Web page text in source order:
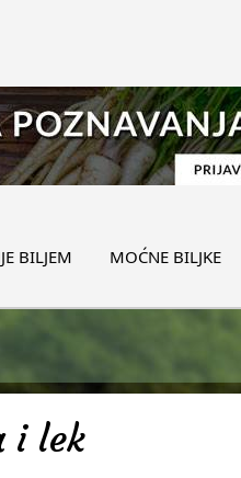
BILJEM MOĆNE BILJKE
i lek